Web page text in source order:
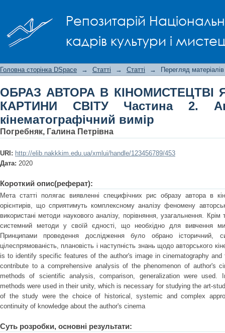
Репозитарій
кадрів культури і
Автор і герой : кінематографічний
Головна сторінка DSpace → Статті → Статті → Перегляд матеріалів
ОБРАЗ АВТОРА В КІНОМИСТЕЦТВІ
КАРТИНИ СВІТУ Частина 2.
кінематографічний вимір
Погребняк, Галина Петрівна
URI: http://elib.nakkkim.edu.ua/xmlui/handle/123456789/453
Дата: 2020
Короткий опис(реферат):
Мета статті полягає виявленні специфічних рис образу автора в
орієнтирів, що сприятимуть комплексному аналізу феномену
використані методи наукового аналізу, порівняння, узагальнення. Крім
системний методи у своїй єдності, що необхідно для вивчення
Принципами проведення дослідження було обрано історичний,
цілеспрямованість, плановість і наступність знань щодо авторського
is to identify specific features of the author's image in cinematography
contribute to a comprehensive analysis of the phenomenon of author's
methods of scientific analysis, comparison, generalization were used.
methods were used in their unity, which is necessary for studying the art-
of the study were the choice of historical, systemic and complex
continuity of knowledge about the author's cinema
Суть розробки, основні результати: